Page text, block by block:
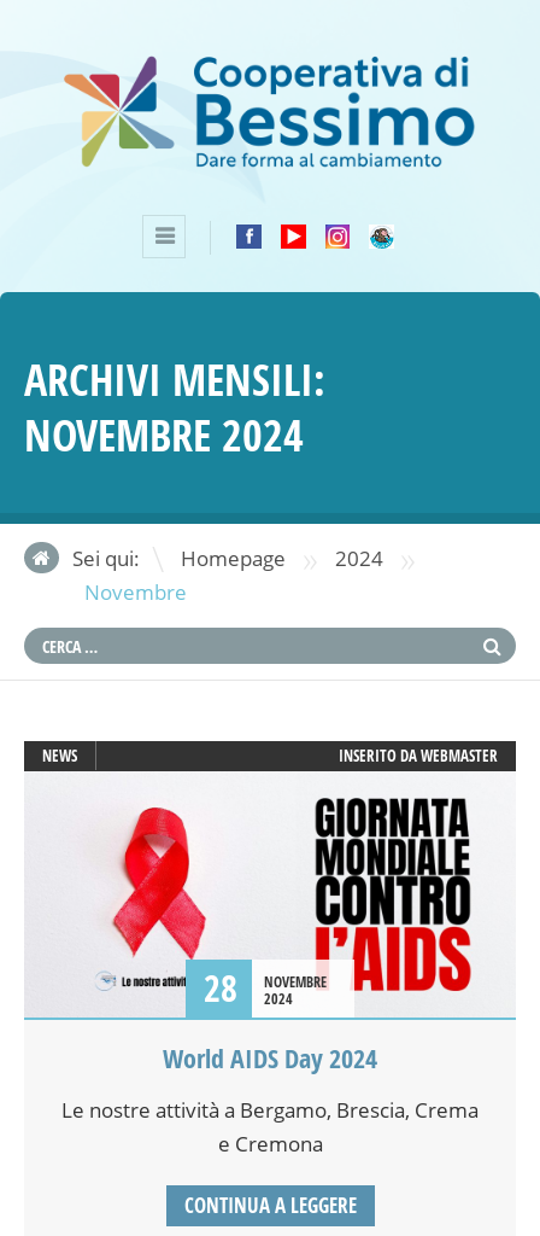
ARCHIVI MENSILI:
NOVEMBRE 2024
Sei qui: Homepage » 2024 »
Novembre
NEWS INSERITO DAWEBMASTER
28
NOVEMBRE
2024
World AIDS Day 2024
Le nostre attività a Bergamo, Brescia, Crema
e Cremona
CONTINUA A LEGGERE